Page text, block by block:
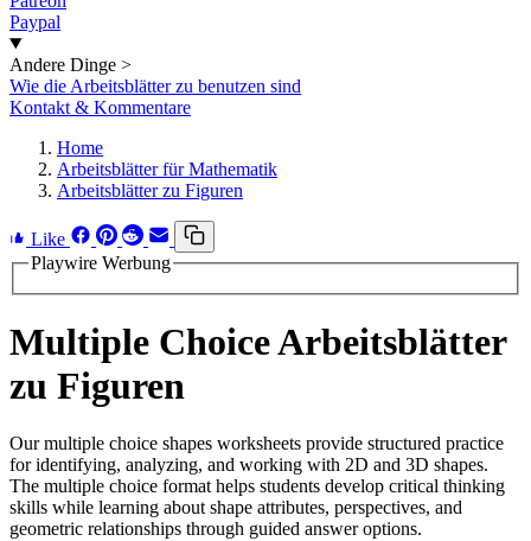
Paypal
Andere Dinge >
Wie die Arbeitsblätter zu benutzen sind
Kontakt & Kommentare
Home
Arbeitsblätter für Mathematik
Arbeitsblätter zu Figuren
Like
Playwire Werbung
Multiple Choice Arbeitsblätter
zu Figuren
Our multiple choice shapes worksheets provide structured practice
for identifying, analyzing, and working with 2D and 3D shapes.
The multiple choice format helps students develop critical thinking
skills while learning about shape attributes, perspectives, and
geometric relationships through guided answer options.